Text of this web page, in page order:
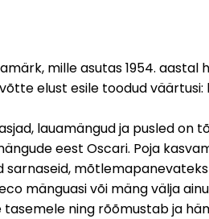
mille asutas 1954.
elust esile toodud väärtusi:
lauamängud ja pusled on
eest Oscari. Poja
sarnaseid,
mänguasi või mäng välja
tasemele ning rõõmustab ja